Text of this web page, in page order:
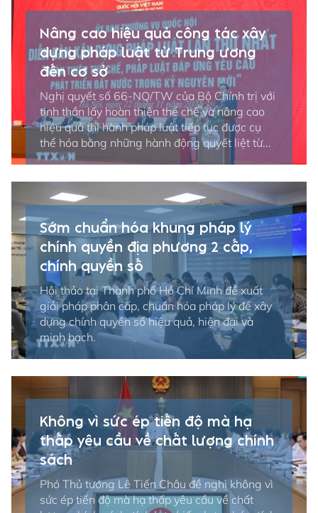
Nâng cao hiệu quả công tác xây
dựng pháp luật từ Trung ương
đến cơ sở
Nghị quyết số 66-NQ/TW của Bộ Chính trị với
tinh thần lấy hoàn thiện thể chế và nâng cao
hiệu quả thi hành pháp luật tiếp tục được cụ
thể hóa bằng những hành động quyết liệt từ...
Sớm chuẩn hóa khung pháp lý
chính quyền địa phương 2 cấp,
chính quyền số
Hội thảo tại Thành phố Hồ Chí Minh đề xuất
giải pháp phân cấp, chuẩn hóa pháp lý để xây
dựng chính quyền số hiệu quả, hiện đại và
minh bạch.
Không vì sức ép tiến độ mà hạ
thấp yêu cầu về chất lượng chính
sách
Phó Thủ tướng Lê Tiến Châu đề nghị không vì
sức ép tiến độ mà hạ thấp yêu cầu về chất